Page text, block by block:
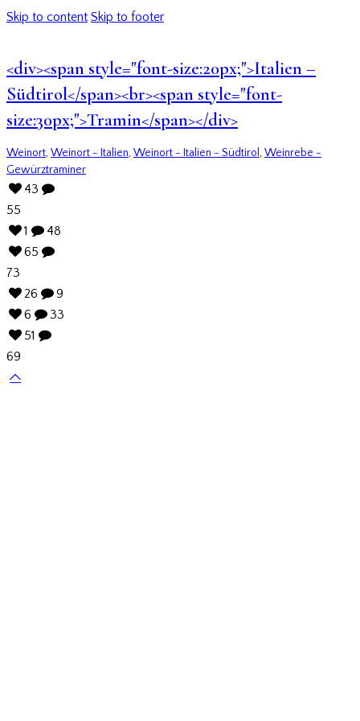
Skip to content Skip to footer
<div><span style="font-size:20px;">Italien –
Südtirol</span><br><span style="font-
size:30px;">Tramin</span></div>
Weinort, Weinort - Italien, Weinort - Italien - Südtirol, Weinrebe -
Gewürztraminer
43
55
1
48
65
73
26
9
6
33
51
69